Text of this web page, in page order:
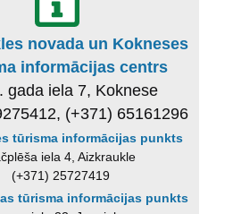
novada un Kokneses
informācijas centrs
gada iela 7, Koknese
(+371) 65161296
tūrisma informācijas punkts
iela 4, Aizkraukle
(+371) 25727419
tūrisma informācijas punkts